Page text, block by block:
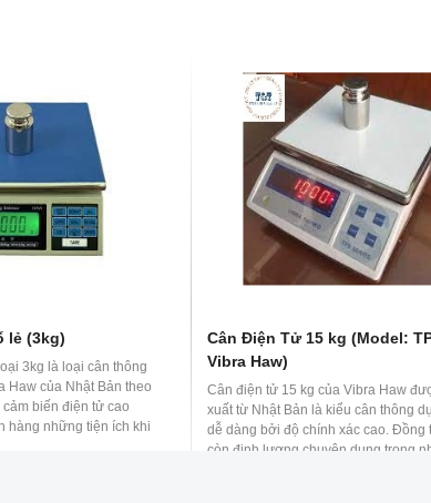
lẻ (3kg)
3kg là loại cân thông
Haw của Nhật Bản theo
biến điện tử cao
hàng những tiện ích khi
Cân Điện Tử 15 kg (Model:
Vibra Haw)
Cân điện tử 15 kg của Vibra Haw
xuất từ Nhật Bản là kiểu cân thông
dễ dàng bởi độ chính xác cao. Đồng
còn định lượng chuyên dụng trong